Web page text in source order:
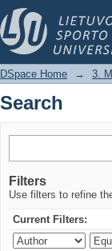
Search
DSpace Home → 3.
Search
Filters
Use filters to refine
Current Filters: